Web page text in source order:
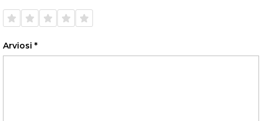
1/5
tähteä
2/5
tähteä
3/5
tähteä
4/5
tähteä
5/5
tähteä
Arviosi *